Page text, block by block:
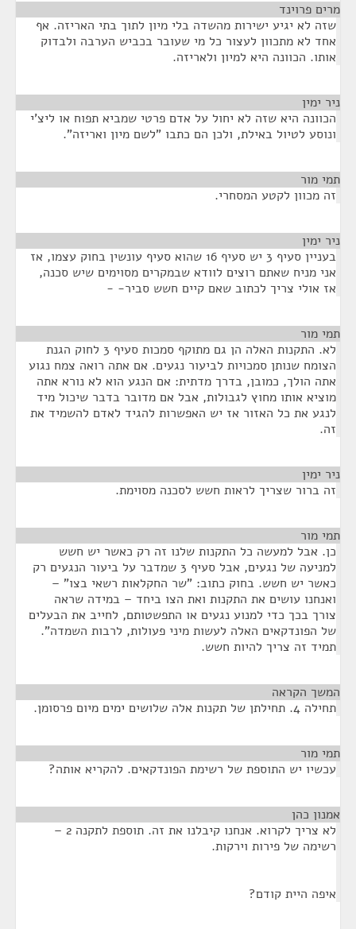
פרוינד¶
לא יגיע ישירות מהשדה בלי מיון לתוך בתי האריזה. אף
לא מתכוון לעצור כל מי שעובר בכביש הערבה ולבדוק
הכוונה היא למיון ולאריזה.
ימין ¶
היא שזה לא יחול על אדם פרטי שמביא תפוח או ליצ'י
לטיול באילת, ולכן הם כתבו "לשם מיון ואריזה".
מור ¶
מכוון לקטע המסחרי.
ימין ¶
בעניין סעיף 3 יש סעיף 16 שהוא סעיף עונשין בחוק עצמו, אז
מניח שאתם רוצים לוודא שבמקרים מסוימים שיש סכנה,
אולי צריך לכתוב שאם קיים חשש סביר- -
מור ¶
לא. התקנות האלה הן גם מתוקף סמכות סעיף 3 לחוק הגנת
שנותן סמכויות לביעור נגעים. אם אתה רואה צמח נגוע
הולך, כמובן, בדרך מדתית: אם הנגע הוא לא נורא אתה
אותו מחוץ לגבולות, אבל אם מדובר בדבר שיכול מיד
את כל האזור אז יש האפשרות להגיד לאדם להשמיד את
ימין ¶
ברור שצריך לראות חשש לסכנה מסוימת.
מור ¶
אבל למעשה כל התקנות שלנו זה רק כאשר יש חשש
למניעה של נגעים, אבל סעיף 3 שמדבר על ביעור הנגעים רק
יש חשש. בחוק כתוב: "שר החקלאות רשאי בצו" –
עושים את התקנות ואת הצו ביחד – במידה שראה
בכך כדי למנוע נגעים או התפשטותם, לחייב את הבעלים
הפונדקאים האלה לעשות מיני פעולות, לרבות השמדה".
זה צריך להיות חשש.
הקראה¶
של תקנות אלה שלושים ימים מיום פרסומן.
מור ¶
יש התוספת של רשימת הפונדקאים. להקריא אותה?
כהן
לא צריך לקרוא. אנחנו קיבלנו את זה. תוספת לתקנה 2 –
של פירות וירקות.
היית קודם?